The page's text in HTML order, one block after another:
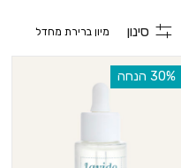
סינון
‫30% הנחה